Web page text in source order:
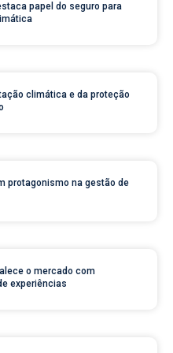
papel do seguro para
climática e da proteção
protagonismo na gestão de
o mercado com
experiências